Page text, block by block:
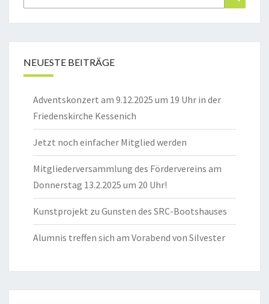
nach:
NEUESTE BEITRÄGE
Adventskonzert am 9.12.2025 um 19 Uhr in der
Friedenskirche Kessenich
Jetzt noch einfacher Mitglied werden
Mitgliederversammlung des Fördervereins am
Donnerstag 13.2.2025 um 20 Uhr!
Kunstprojekt zu Gunsten des SRC-Bootshauses
Alumnis treffen sich am Vorabend von Silvester